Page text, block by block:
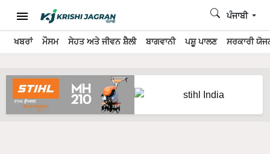
ਖਬਰਾਂ ਮੌਸਮ ਸੇਹਤ ਅਤੇ ਜੀਵਨ ਸ਼ੈਲੀ ਬਾਗਵਾਨੀ ਪਸ਼ੂ ਪਾਲਣ ਸਰਕਾਰੀ
ਪੰਜਾਬੀ